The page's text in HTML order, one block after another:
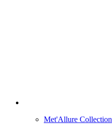
Met'Allure Collection